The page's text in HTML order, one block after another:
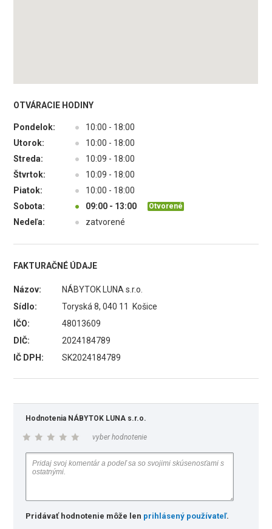
OTVÁRACIE HODINY
Pondelok: ●
10:00 - 18:00
Utorok:
●
10:00 - 18:00
Streda:
●
10:09 - 18:00
Štvrtok:
●
10:09 - 18:00
Piatok:
●
10:00 - 18:00
Sobota:
● 09:00 - 13:00 Otvorené
Nedeľa: ● zatvorené
FAKTURAČNÉ ÚDAJE
Názov:
NÁBYTOK LUNA s.r.o.
Sídlo:
Toryská 8, 040 11 Košice
IČO:
48013609
DIČ:
2024184789
IČ DPH:
SK2024184789
Hodnotenia NÁBYTOK LUNA s.r.o.
vyber hodnotenie
Pridávať hodnotenie môže len prihlásený používateľ.